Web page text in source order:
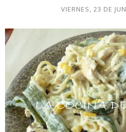
VIERNES, 23 DE